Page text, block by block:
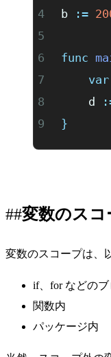
b
:=
func
	var
	d
}
変数のスコ
変数のスコープは、
if、for などの
関数内
パッケージ内